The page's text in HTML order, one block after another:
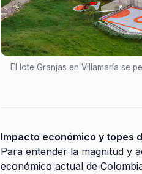
El lote Granjas en Villamaría se
Impacto económico y topes
Para entender la magnitud y
económico actual de